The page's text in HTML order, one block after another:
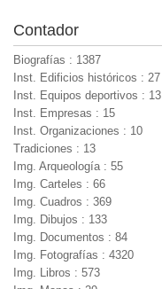
Contador
Biografías : 1387
Inst. Edificios históricos : 27
Inst. Equipos deportivos : 13
Inst. Empresas : 15
Inst. Organizaciones : 10
Tradiciones : 13
Img. Arqueología : 55
Img. Carteles : 66
Img. Cuadros : 369
Img. Dibujos : 133
Img. Documentos : 84
Img. Fotografías : 4320
Img. Libros : 573